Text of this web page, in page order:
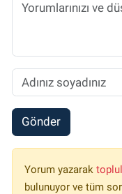
Gönder
Yorum yazarak
bulunuyor ve tüm